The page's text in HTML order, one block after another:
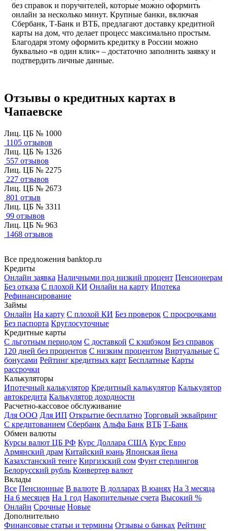
без справок и поручителей, которые можно оформить
онлайн за несколько минут. Крупные банки, включая
Сбербанк, Т-Банк и ВТБ, предлагают доставку кредитной
карты на дом, что делает процесс максимально простым.
Благодаря этому оформить кредитку в России можно
буквально «в один клик» – достаточно заполнить заявку и
подтвердить личные данные.
Отзывы о кредитных картах в
Чапаевске
Лиц. ЦБ № 1000
1105 отзывов
Лиц. ЦБ № 1326
557 отзывов
Лиц. ЦБ № 2275
227 отзывов
Лиц. ЦБ № 2673
801 отзыв
Лиц. ЦБ № 3311
99 отзывов
Лиц. ЦБ № 963
1468 отзывов
Все предложения banktop.ru
Кредиты
Онлайн заявка Наличными под низкий процент Пенсионерам
Без отказа С плохой КИ Онлайн на карту Ипотека
Рефинансирование
Займы
Онлайн На карту С плохой КИ Без проверок С просрочками
Без паспорта Круглосуточные
Кредитные карты
С льготным периодом С доставкой С кэшбэком Без справок
120 дней без процентов С низким процентом Виртуальные С
бонусами Рейтинг кредитных карт Бесплатные Карты
рассрочки
Калькуляторы
Ипотечный калькулятор Кредитный калькулятор Калькулятор
автокредита Калькулятор доходности
Расчетно-кассовое обслуживание
Для ООО Для ИП Открытие бесплатно Торговый эквайринг
С кредитованием Сбербанк Альфа Банк ВТБ Т-Банк
Обмен валюты
Курсы валют ЦБ РФ Курс Доллара США Курс Евро
Армянский драм Китайский юань Японская йена
Казахстанский тенге Киргизский сом Фунт стерлингов
Белорусский рубль Конвертер валют
Вклады
Все Пенсионные В валюте В долларах В юанях На 3 месяца
На 6 месяцев На 1 год Накопительные счета Высокий %
Онлайн Срочные Новые
Дополнительно
Финансовые статьи и термины Отзывы о банках Рейтинг